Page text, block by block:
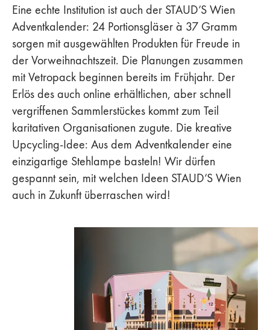
Eine echte Institution ist auch der STAUD’S Wien
Adventkalender: 24 Portionsgläser à 37 Gramm
sorgen mit ausgewählten Produkten für Freude in
der Vorweihnachtszeit. Die Planungen zusammen
mit Vetropack beginnen bereits im Frühjahr. Der
Erlös des auch online erhältlichen, aber schnell
vergriffenen Sammlerstückes kommt zum Teil
karitativen Organisationen zugute. Die kreative
Upcycling-Idee: Aus dem Adventkalender eine
einzigartige Stehlampe basteln! Wir dürfen
gespannt sein, mit welchen Ideen STAUD’S Wien
auch in Zukunft überraschen wird!